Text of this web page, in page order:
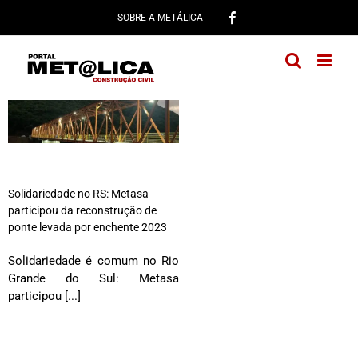
conteúdo
SOBRE A METÁLICA
Solidariedade no RS: Metasa
participou da reconstrução de
ponte levada por enchente 2023
Solidariedade é comum no Rio
Grande do Sul: Metasa
participou [...]